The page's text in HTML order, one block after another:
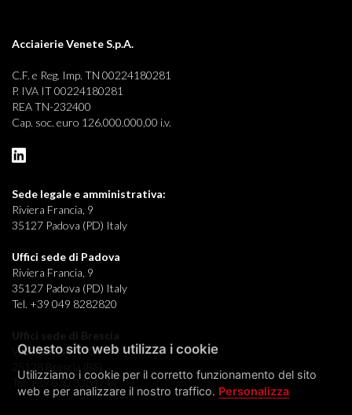
Acciaierie Venete S.p.A.
C.F. e Reg. Imp. TN 00224180281
P. IVA IT 00224180281
REA TN-232400
Cap. soc. euro 126.000.000,00 i.v.
Sede legale e amministrativa:
Riviera Francia, 9
35127 Padova (PD) Italy
Uffici sede di Padova
Riviera Francia, 9
35127 Padova (PD) Italy
Tel. +39 049 8282820
Uffici sede di Brescia
Via Oberdan, 140
Tel. +39 030 3384744
Questo sito web utilizza i cookie
Utilizziamo i cookie per il corretto funzionamento del sito
web e per analizzare il nostro traffico. Personalizza